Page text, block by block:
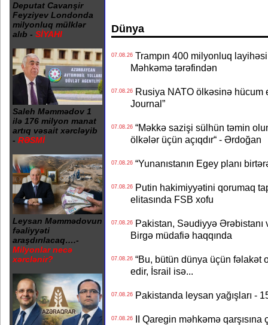
Deputat Cavanşir
Feyziyev Londonda
milyonluq mülklər
alıb - SİYAHI
Saleh Məmmədov 1
ilə 176 milyon manat
artıq vəsait xərcləyib
- RƏSMİ
Leysan Məmmədovun
fəaliyyəti
araşdırılacaq….-
Milyonlar necə
xərclənir?
Dünya
07.08.26Trampın 400 milyonluq
Məhkəmə tərəfindən
07.08.26Rusiya NATO ölkəsinə hücum
Journal”
07.08.26“Məkkə sazişi sülhün təmin
ölkələr üçün açıqdır“ - Ərdoğan
07.08.26“Yunanıstanın Egey planı
07.08.26Putin hakimiyyətini qorumaq
elitasında FSB xofu
07.08.26Pakistan, Səudiyyə Ərəbistanı
Birgə müdafiə haqqında
07.08.26“Bu, bütün dünya üçün fəlakət
edir, İsrail isə...
07.08.26Pakistanda leysan yağışları -
07.08.26II Qaregin məhkəmə qarşısına